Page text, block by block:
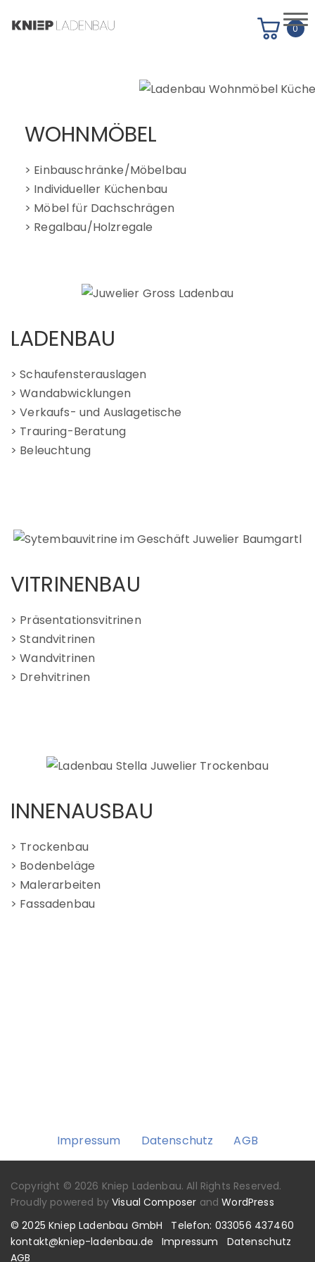
0
WOHNMÖBEL
> Einbauschränke/Möbelbau
> Individueller Küchenbau
> Möbel für Dachschrägen
> Regalbau/Holzregale
LADENBAU
> Schaufensterauslagen
> Wandabwicklungen
> Verkaufs- und Auslagetische
> Trauring-Beratung
> Beleuchtung
VITRINENBAU
> Präsentationsvitrinen
> Standvitrinen
> Wandvitrinen
> Drehvitrinen
INNENAUSBAU
> Trockenbau
> Bodenbeläge
> Malerarbeiten
> Fassadenbau
Impressum Datenschutz AGB
Copyright © 2026 Kniep Ladenbau. All Rights Reserved.
Proudly powered byVisual Composer andWordPress
© 2025 Kniep Ladenbau GmbH
Telefon: 033056 437460
kontakt@kniep-ladenbau.de
Impressum
Datenschutz
AGB
PROJEKTARCHIV
PRODUKTANGEBOT
LEISTUNGEN
ARBEITSPROZESS
KONTAKT